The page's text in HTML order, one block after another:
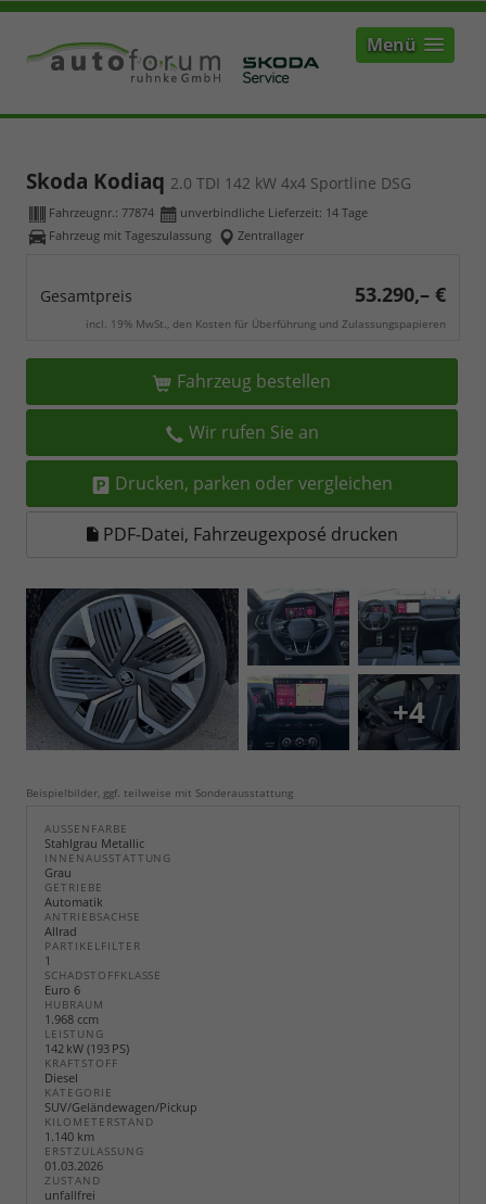
Menü
Skoda Kodiaq 2.0 TDI 142 kW 4x4 Sportline DSG
Fahrzeugnr.: 77874 unverbindliche Lieferzeit: 14 Tage
Fahrzeug mit Tageszulassung
Zentrallager
Gesamtpreis 53.290,– €
incl. 19% MwSt., den Kosten für Überführung und Zulassungspapieren
Fahrzeug bestellen
Wir rufen Sie an
Drucken, parken oder vergleichen
PDF-Datei, Fahrzeugexposé drucken
+4
Beispielbilder, ggf. teilweise mit Sonderausstattung
AUSSENFARBE
Stahlgrau Metallic
INNENAUSSTATTUNG
Grau
GETRIEBE
Automatik
ANTRIEBSACHSE
Allrad
PARTIKELFILTER
1
SCHADSTOFFKLASSE
Euro 6
HUBRAUM
1.968 ccm
LEISTUNG
142 kW (193 PS)
KRAFTSTOFF
Diesel
KATEGORIE
SUV/Geländewagen/Pickup
KILOMETERSTAND
1.140 km
ERSTZULASSUNG
01.03.2026
ZUSTAND
unfallfrei